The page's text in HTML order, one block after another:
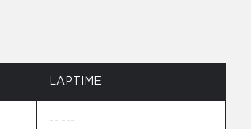
LAPTIME
--.---